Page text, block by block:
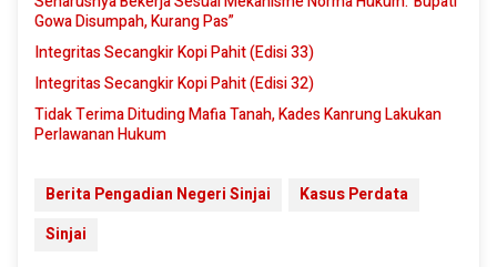
Gowa Disumpah, Kurang Pas”
Integritas Secangkir Kopi Pahit (Edisi 33)
Integritas Secangkir Kopi Pahit (Edisi 32)
Tidak Terima Dituding Mafia Tanah, Kades Kanrung Lakukan
Perlawanan Hukum
Berita Pengadian Negeri Sinjai
Kasus Perdata
Sinjai